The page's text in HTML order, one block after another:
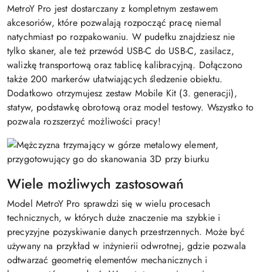
MetroY Pro jest dostarczany z kompletnym zestawem
akcesoriów, które pozwalają rozpocząć pracę niemal
natychmiast po rozpakowaniu. W pudełku znajdziesz nie
tylko skaner, ale też przewód USB-C do USB-C, zasilacz,
walizkę transportową oraz tablicę kalibracyjną. Dołączono
także 200 markerów ułatwiających śledzenie obiektu.
Dodatkowo otrzymujesz zestaw Mobile Kit (3. generacji),
statyw, podstawkę obrotową oraz model testowy. Wszystko to
pozwala rozszerzyć możliwości pracy!
Wiele możliwych zastosowań
Model MetroY Pro sprawdzi się w wielu procesach
technicznych, w których duże znaczenie ma szybkie i
precyzyjne pozyskiwanie danych przestrzennych. Może być
używany na przykład w inżynierii odwrotnej, gdzie pozwala
odtwarzać geometrię elementów mechanicznych i